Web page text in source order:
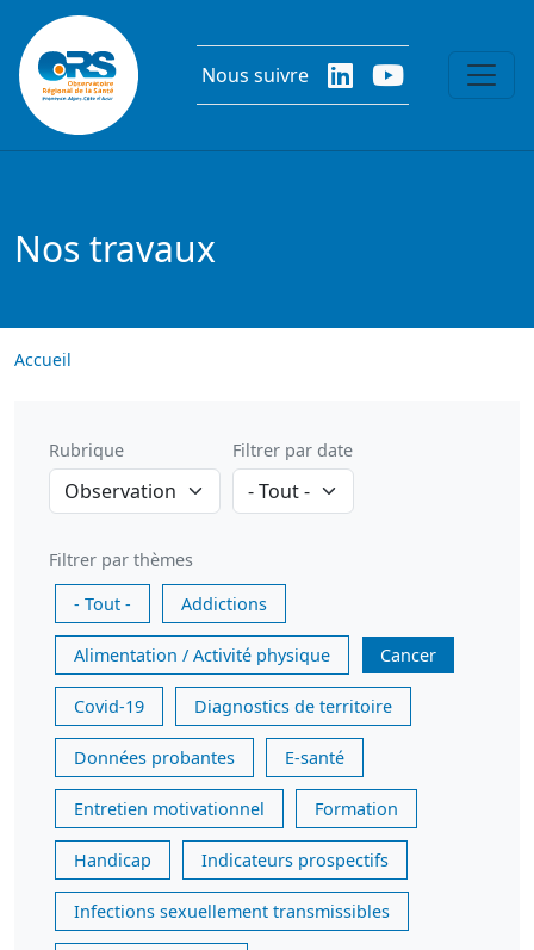
Aller au contenu principal
Nous suivre
Nos travaux
Accueil
Rubrique Filtrer par date
Filtrer par thèmes
- Tout -
Addictions
Alimentation / Activité physique Cancer
Covid-19 Diagnostics de territoire
Données probantes E-santé
Entretien motivationnel Formation
Handicap Indicateurs prospectifs
Infections sexuellement transmissibles